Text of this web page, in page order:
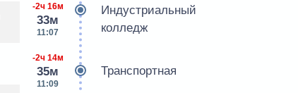
-2ч 16м
33м
11:07
Индустриальный
колледж
-2ч 14м
35м
11:09
Транспортная